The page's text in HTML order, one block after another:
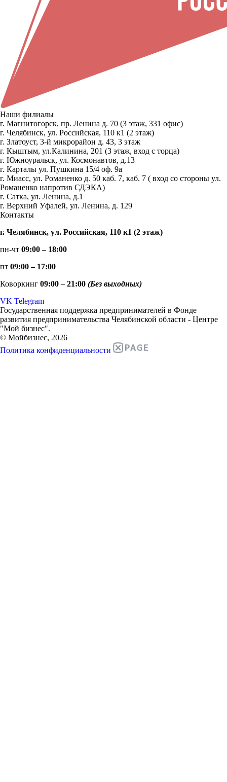
Наши филиалы
г. Магнитогорск, пр. Ленина д. 70 (3 этаж, 331 офис)
г. Челябинск, ул. Российская, 110 к1 (2 этаж)
г. Златоуст, 3-й микрорайон д. 43, 3 этаж
г. Кыштым, ул.Калинина, 201 (3 этаж, вход с торца)
г. Южноуральск, ул. Космонавтов, д.13
г. Карталы ул. Пушкина 15/4 оф. 9а
г. Миасс, ул. Романенко д. 50 каб. 7, каб. 7 ( вход со стороны ул.
Романенко напротив СДЭКА)
г. Сатка, ул. Ленина, д.1
г. Верхний Уфалей, ул. Ленина, д. 129
Контакты
г. Челябинск, ул. Российская, 110 к1 (2 этаж)
пн-чт 09:00 – 18:00
пт 09:00 – 17:00
Коворкинг 09:00 – 21:00 (Без выходных)
VK Telegram
Государственная поддержка предпринимателей в Фонде
развития предпринимательства Челябинской области - Центре
"Мой бизнес".
© Мойбизнес, 2026
Политика конфиденциальности